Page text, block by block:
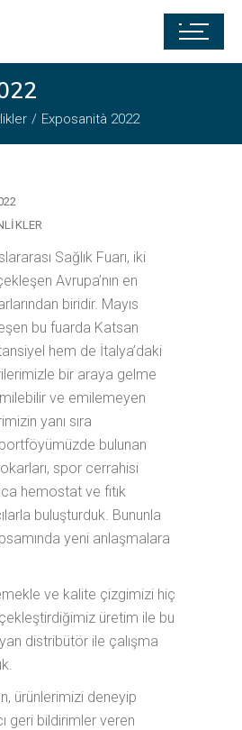
Exposanità 2022
Sağlık Fuarı, iki
Avrupa’nın en
biridir. Mayıs
bu fuarda Katsan
hem de İtalya’daki
bir araya gelme
ve emilemeyen
yanı sıra
bulunan
spor cerrahisi
hemostat ve fıtık
buluşturduk. Bununla
yeni anlaşmalara
ve kalite çizgimizi hiç
üretim ile bu
distribütör ile çalışma
ürünlerimizi deneyip
geri bildirimler veren